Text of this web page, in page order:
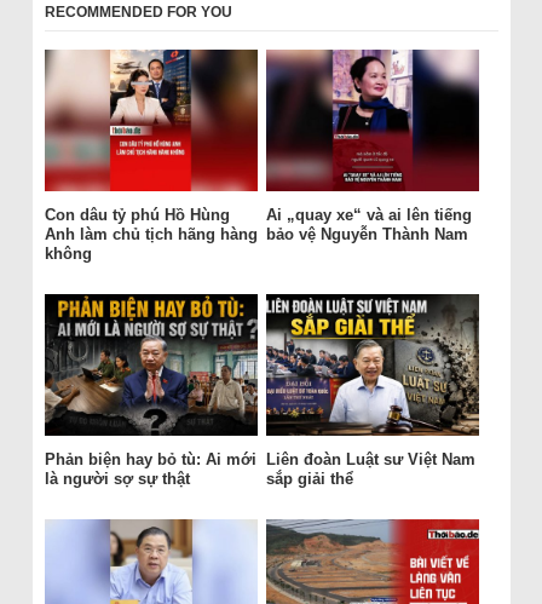
RECOMMENDED FOR YOU
Con dâu tỷ phú Hồ Hùng
Anh làm chủ tịch hãng hàng
không
Ai „quay xe“ và ai lên tiếng
bảo vệ Nguyễn Thành Nam
Phản biện hay bỏ tù: Ai mới
là người sợ sự thật
Liên đoàn Luật sư Việt Nam
sắp giải thể